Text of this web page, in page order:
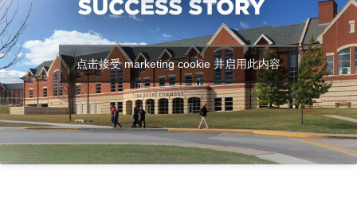
点击接受 marketing cookie 并启用此内容